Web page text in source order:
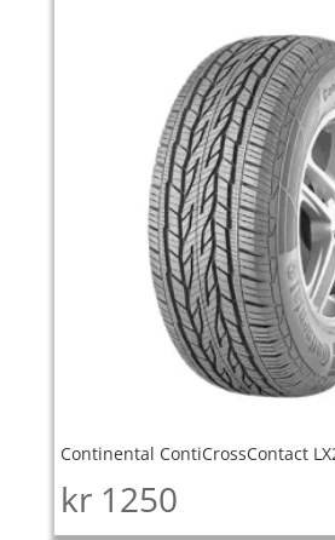
Continental ContiCrossContact
kr 1250